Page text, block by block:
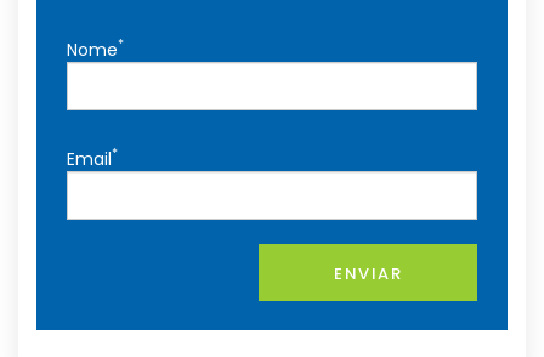
Nome*
Email*
ENVIAR